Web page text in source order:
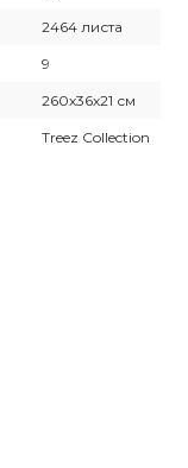
2464 листа
9
260х36х21 см
Treez Collection